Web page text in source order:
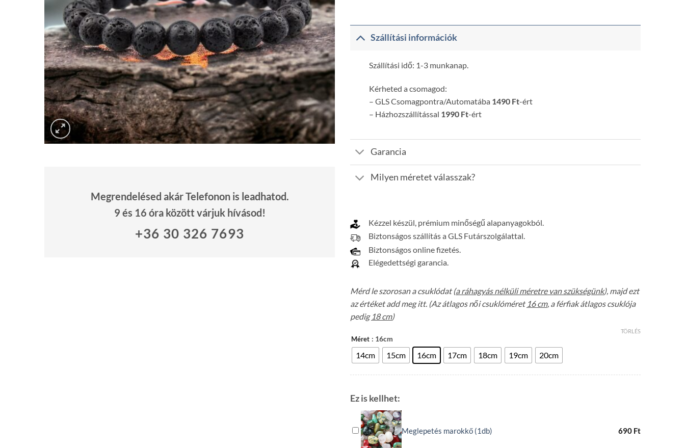
Megrendelésed akár Telefonon is leadhatod.
9 és 16 óra között várjuk hívásod!
+36 30 326 7693
Szállítási információk
Szállítási idő: 1-3 munkanap.
Kérheted a csomagod:
– GLS Csomagpontra/Automatába 1490 Ft-ért
– Házhozszállítással 1990 Ft-ért
Garancia
Milyen méretet válasszak?
Kézzel készül, prémium minőségű alapanyagokból.
Biztonságos szállítás a GLS Futárszolgálattal.
Biztonságos online fizetés.
Elégedettségi garancia.
Mérd le szorosan a csuklódat (a ráhagyás nélküli méretre van szükségünk), majd ezt
az értéket add meg itt. (Az átlagos női csuklóméret 16 cm, a férfiak átlagos csuklója
pedig 18 cm)
Méret : 16cm
14cm 15cm 16cm 17cm 18cm 19cm 20cm
TÖRLÉS
Ez is kellhet:
Meglepetés marokkő (1db) 690 Ft